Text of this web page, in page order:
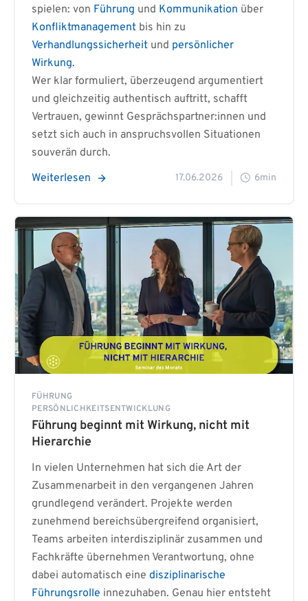
spielen: von Führung und Kommunikation über
Konfliktmanagement bis hin zu
Verhandlungssicherheit und persönlicher
Wirkung.
Wer klar formuliert, überzeugend argumentiert
und gleichzeitig authentisch auftritt, schafft
Vertrauen, gewinnt Gesprächspartner:innen und
setzt sich auch in anspruchsvollen Situationen
souverän durch.
Weiterlesen
17.06.2026 6min
FÜHRUNG
PERSÖNLICHKEITSENTWICKLUNG
Führung beginnt mit Wirkung, nicht mit
Hierarchie
In vielen Unternehmen hat sich die Art der
Zusammenarbeit in den vergangenen Jahren
grundlegend verändert. Projekte werden
zunehmend bereichsübergreifend organisiert,
Teams arbeiten interdisziplinär zusammen und
Fachkräfte übernehmen Verantwortung, ohne
dabei automatisch eine disziplinarische
Führungsrolle innezuhaben. Genau hier entsteht